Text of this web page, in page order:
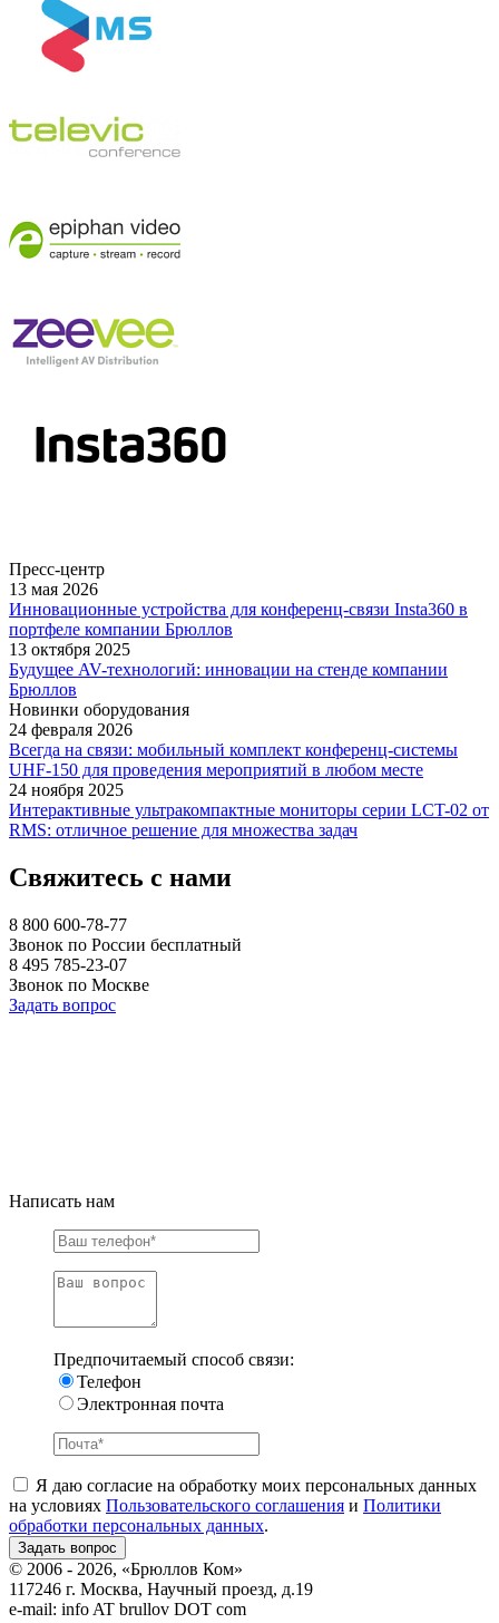
Пресс-центр
13 мая 2026
Инновационные устройства для конференц-связи Insta360 в
портфеле компании Брюллов
13 октября 2025
Будущее AV-технологий: инновации на стенде компании
Брюллов
Новинки оборудования
24 февраля 2026
Всегда на связи: мобильный комплект конференц-системы
UHF-150 для проведения мероприятий в любом месте
24 ноября 2025
Интерактивные ультракомпактные мониторы серии LCT-02 от
RMS: отличное решение для множества задач
Свяжитесь с нами
8 800 600-78-77
Звонок по России бесплатный
8 495 785-23-07
Звонок по Москве
Задать вопрос
Написать нам
Предпочитаемый способ связи:
Телефон
Электронная почта
Я даю согласие на обработку моих персональных данных
на условиях Пользовательского соглашения и Политики
обработки персональных данных.
© 2006 - 2026, «Брюллов Ком»
117246 г. Москва, Научный проезд, д.19
e-mail: info AT brullov DOT com